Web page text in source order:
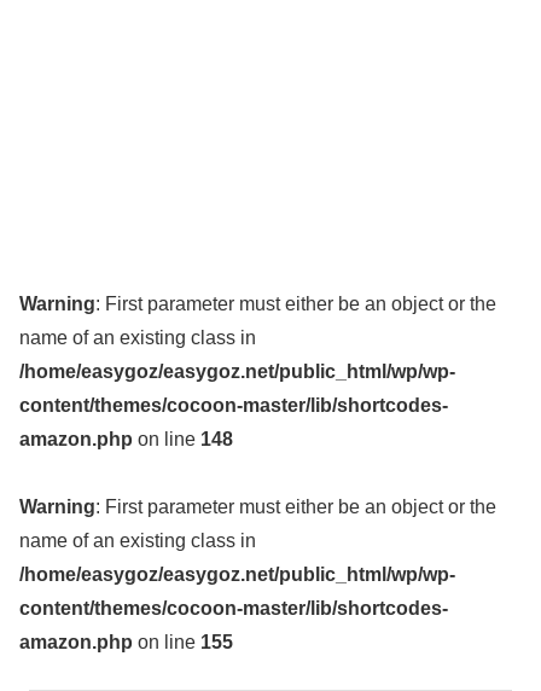
Warning: First parameter must either be an object or the
name of an existing class in
/home/easygoz/easygoz.net/public_html/wp/wp-
content/themes/cocoon-master/lib/shortcodes-
amazon.php on line 148
Warning: First parameter must either be an object or the
name of an existing class in
/home/easygoz/easygoz.net/public_html/wp/wp-
content/themes/cocoon-master/lib/shortcodes-
amazon.php on line 155